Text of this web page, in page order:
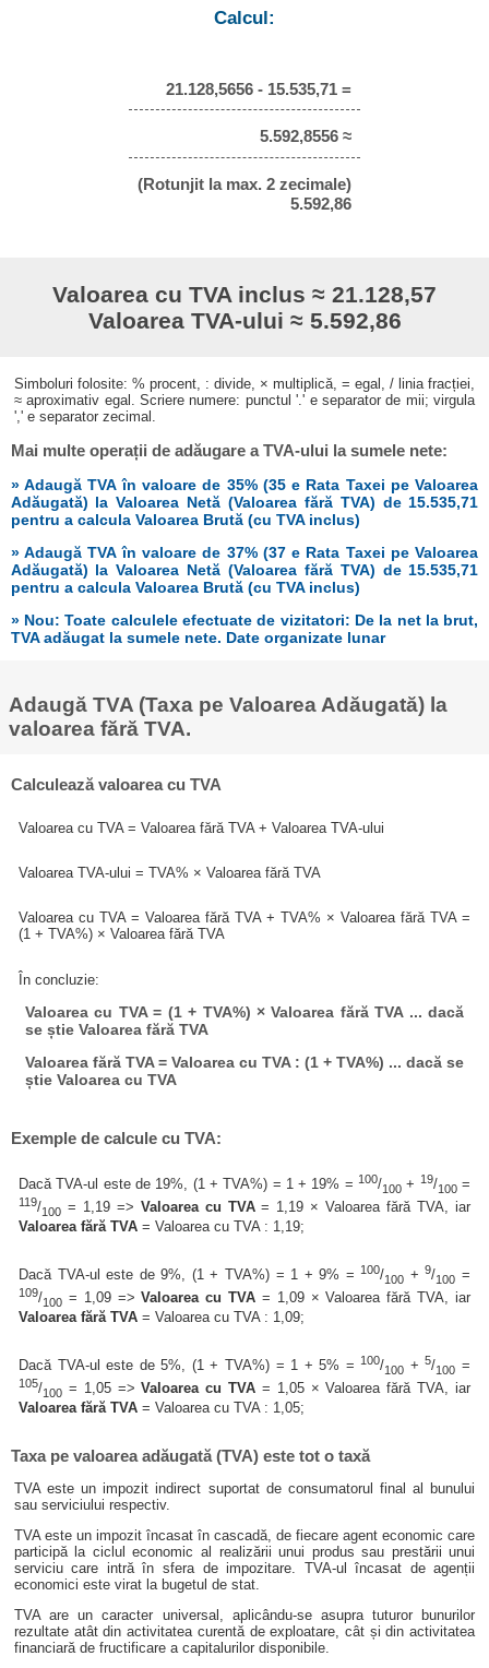
Calcul:
21.128,5656 - 15.535,71 =
5.592,8556 ≈
(Rotunjit la max. 2 zecimale)
5.592,86
Valoarea cu TVA inclus ≈ 21.128,57
Valoarea TVA-ului ≈ 5.592,86
Simboluri folosite: % procent, : divide, × multiplică, = egal, / linia fracției,
≈ aproximativ egal. Scriere numere: punctul '.' e separator de mii; virgula
',' e separator zecimal.
Mai multe operații de adăugare a TVA-ului la sumele nete:
» Adaugă TVA în valoare de 35% (35 e Rata Taxei pe Valoarea
Adăugată) la Valoarea Netă (Valoarea fără TVA) de 15.535,71
pentru a calcula Valoarea Brută (cu TVA inclus)
» Adaugă TVA în valoare de 37% (37 e Rata Taxei pe Valoarea
Adăugată) la Valoarea Netă (Valoarea fără TVA) de 15.535,71
pentru a calcula Valoarea Brută (cu TVA inclus)
» Nou: Toate calculele efectuate de vizitatori: De la net la brut,
TVA adăugat la sumele nete. Date organizate lunar
Adaugă TVA (Taxa pe Valoarea Adăugată) la
valoarea fără TVA.
Calculează valoarea cu TVA
Valoarea cu TVA = Valoarea fără TVA + Valoarea TVA-ului
Valoarea TVA-ului = TVA% × Valoarea fără TVA
Valoarea cu TVA = Valoarea fără TVA + TVA% × Valoarea fără TVA =
(1 + TVA%) × Valoarea fără TVA
În concluzie:
Valoarea cu TVA = (1 + TVA%) × Valoarea fără TVA ... dacă
se știe Valoarea fără TVA
Valoarea fără TVA = Valoarea cu TVA : (1 + TVA%) ... dacă se
știe Valoarea cu TVA
Exemple de calcule cu TVA:
Dacă TVA-ul este de 19%, (1 + TVA%) = 1 + 19% = 100/100+ 19/100=
119/100 = 1,19 => Valoarea cu TVA= 1,19 × Valoarea fără TVA, iar
Valoarea fără TVA = Valoarea cu TVA : 1,19;
Dacă TVA-ul este de 9%, (1 + TVA%) = 1 + 9% =100/100 +9/100 =
109/100 = 1,09 =>Valoarea cu TVA = 1,09 × Valoarea fără TVA, iar
Valoarea fără TVA = Valoarea cu TVA : 1,09;
Dacă TVA-ul este de 5%, (1 + TVA%) = 1 + 5% =100/100 +5/100 =
105/100 = 1,05 =>Valoarea cu TVA = 1,05 × Valoarea fără TVA, iar
Valoarea fără TVA = Valoarea cu TVA : 1,05;
Taxa pe valoarea adăugată (TVA) este tot o taxă
TVA este un impozit indirect suportat de consumatorul final al bunului
sau serviciului respectiv.
TVA este un impozit încasat în cascadă, de fiecare agent economic care
participă la ciclul economic al realizării unui produs sau prestării unui
serviciu care intră în sfera de impozitare. TVA-ul încasat de agenții
economici este virat la bugetul de stat.
TVA are un caracter universal, aplicându-se asupra tuturor bunurilor
rezultate atât din activitatea curentă de exploatare, cât și din activitatea
financiară de fructificare a capitalurilor disponibile.